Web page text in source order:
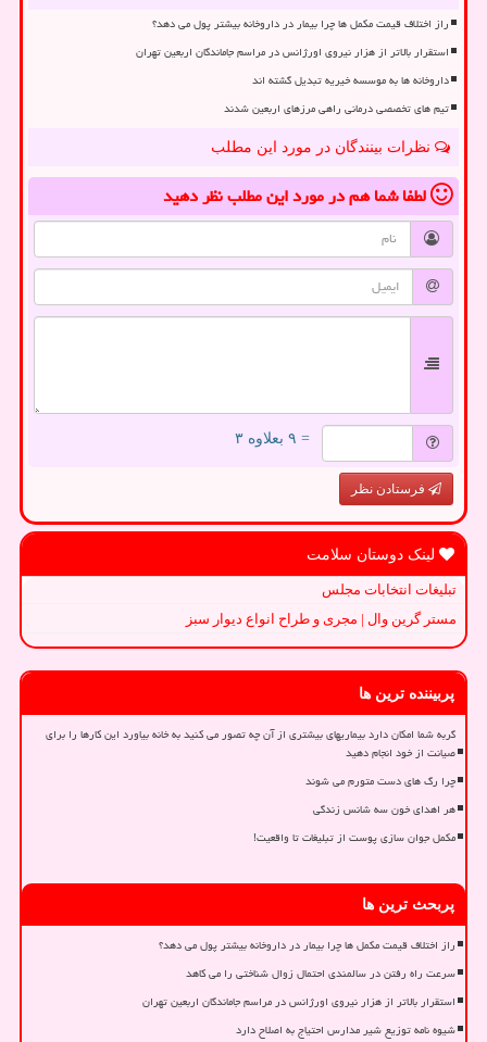
راز اختلاف قیمت مکمل ها چرا بیمار در داروخانه بیشتر پول می دهد؟
استقرار بالاتر از هزار نیروی اورژانس در مراسم جاماندگان اربعین تهران
داروخانه ها به موسسه خیریه تبدیل گشته اند
تیم های تخصصی درمانی راهی مرزهای اربعین شدند
نظرات بینندگان در مورد این مطلب
لطفا شما همدر مورد این مطلبنظر دهید
= ۹ بعلاوه ۳
فرستادن نظر
لینک دوستان سلامت
تبلیغات انتخابات مجلس
مستر گرین وال | مجری و طراح انواع دیوار سبز
پربیننده ترین ها
گربه شما امکان دارد بیماریهای بیشتری از آن چه تصور می کنید به خانه بیاورد این کارها را برای
صیانت از خود انجام دهید
چرا رگ های دست متورم می شوند
هر اهدای خون سه شانس زندگی
مکمل جوان سازی پوست از تبلیغات تا واقعیت!
پربحث ترین ها
راز اختلاف قیمت مکمل ها چرا بیمار در داروخانه بیشتر پول می دهد؟
سرعت راه رفتن در سالمندی احتمال زوال شناختی را می کاهد
استقرار بالاتر از هزار نیروی اورژانس در مراسم جاماندگان اربعین تهران
شیوه نامه توزیع شیر مدارس احتیاج به اصلاح دارد